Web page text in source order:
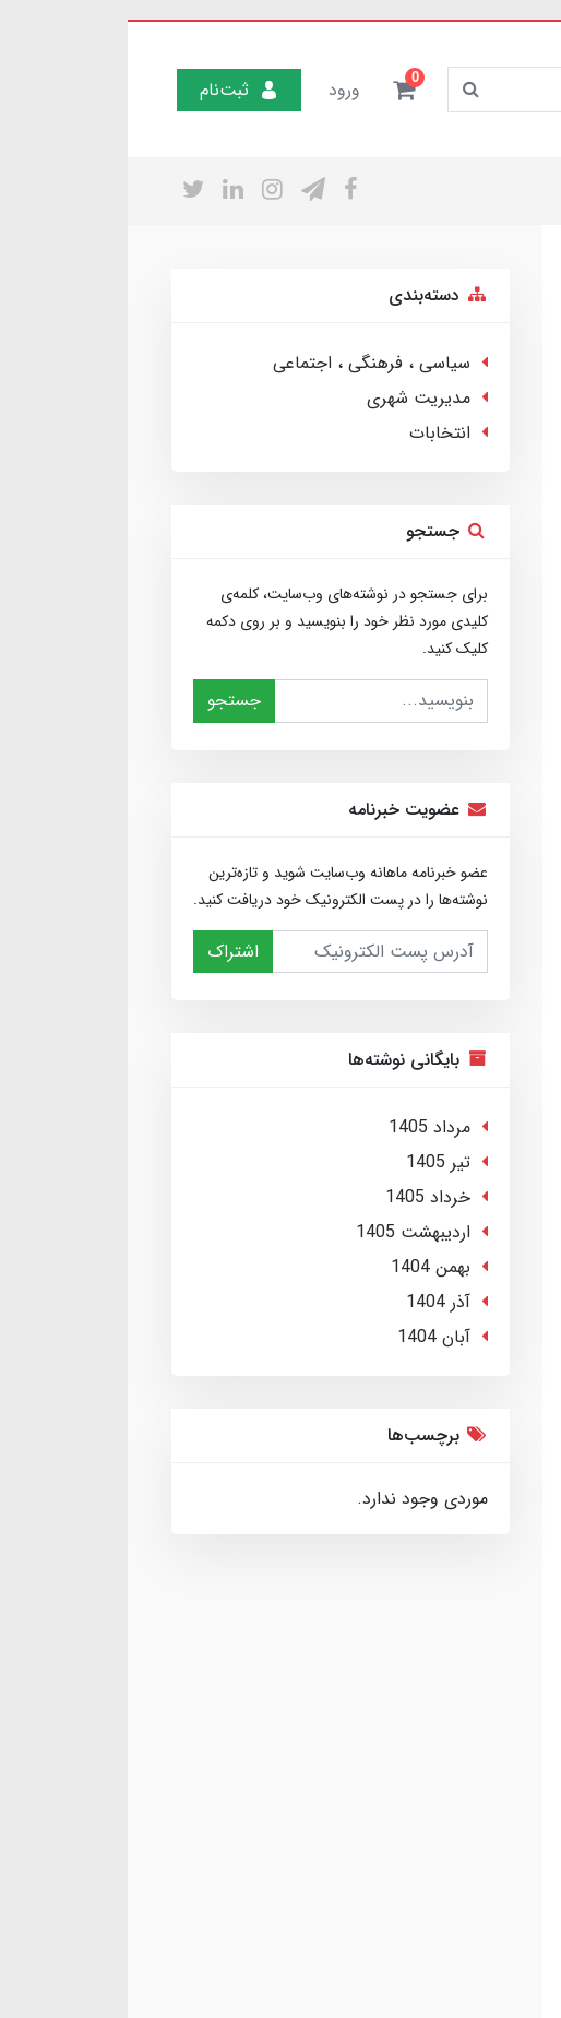
0 ورود ثبت‌نام
دسته‌بندی
سیاسی ، فرهنگی ، اجتماعی
مدیریت شهری
انتخابات
جستجو
برای جستجو در نوشته‌های وب‌سایت، کلمه‌ی
کلیدی مورد نظر خود را بنویسید و بر روی دکمه
کلیک کنید.
جستجو
عضویت خبرنامه
عضو خبرنامه ماهانه وب‌سایت شوید و تازه‌ترین
نوشته‌ها را در پست الکترونیک خود دریافت کنید.
اشتراک
بایگانی نوشته‌ها
مرداد 1405
تير 1405
خرداد 1405
ارديبهشت 1405
بهمن 1404
آذر 1404
آبان 1404
برچسب‌ها
موردی وجود ندارد.